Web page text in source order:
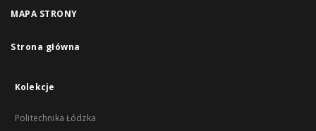
MAPA STRONY
Strona główna
Kolekcje
Politechnika Łódzka